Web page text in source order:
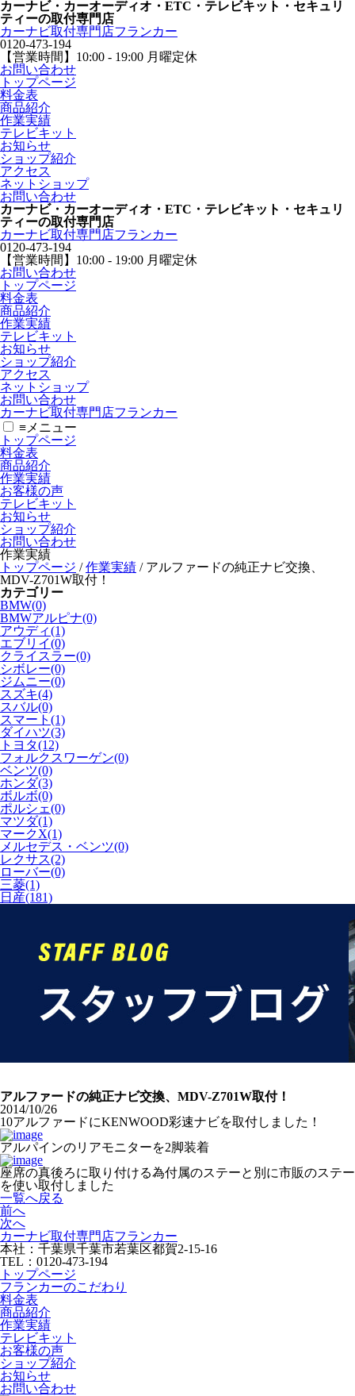
カーナビ・カーオーディオ・ETC・テレビキット・セキュリ
ティーの取付専門店
カーナビ取付専⾨店フランカー
0120-473-194
【営業時間】 10:00 - 19:00 月曜定休
お問い合わせ
トップページ
料金表
商品紹介
作業実績
テレビキット
お知らせ
ショップ紹介
アクセス
ネットショップ
お問い合わせ
カーナビ・カーオーディオ・ETC・テレビキット・セキュリ
ティーの取付専門店
カーナビ取付専⾨店フランカー
0120-473-194
【営業時間】 10:00 - 19:00 月曜定休
お問い合わせ
トップページ
料金表
商品紹介
作業実績
テレビキット
お知らせ
ショップ紹介
アクセス
ネットショップ
お問い合わせ
カーナビ取付専⾨店フランカー
≡ メニュー
トップページ
料金表
商品紹介
作業実績
お客様の声
テレビキット
お知らせ
ショップ紹介
お問い合わせ
作業実績
トップページ /作業実績 / アルファードの純正ナビ交換、
MDV-Z701W取付！
カテゴリー
BMW(0)
BMWアルピナ(0)
アウディ(1)
エブリイ(0)
クライスラー(0)
シボレー(0)
ジムニー(0)
スズキ(4)
スバル(0)
スマート(1)
ダイハツ(3)
トヨタ(12)
フォルクスワーゲン(0)
ベンツ(0)
ホンダ(3)
ボルボ(0)
ポルシェ(0)
マツダ(1)
マークX(1)
メルセデス・ベンツ(0)
レクサス(2)
ローバー(0)
三菱(1)
日産(181)
アルファードの純正ナビ交換、MDV-Z701W取付！
2014/10/26
10アルファードにKENWOOD彩速ナビを取付しました！
アルパインのリアモニターを2脚装着
座席の真後ろに取り付ける為付属のステーと別に市販のステー
を使い取付しました
一覧へ戻る
前へ
次へ
カーナビ取付専⾨店フランカー
本社：千葉県千葉市若葉区都賀2-15-16
TEL：0120-473-194
トップページ
フランカーのこだわり
料金表
商品紹介
作業実績
テレビキット
お客様の声
ショップ紹介
お知らせ
お問い合わせ